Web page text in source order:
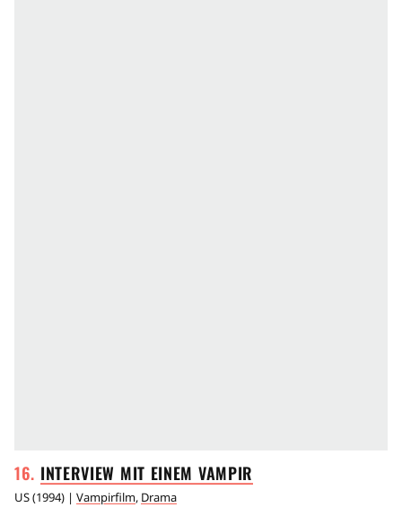
INTERVIEW MIT EINEM VAMPIR
US(1994) | Vampirfilm, Drama